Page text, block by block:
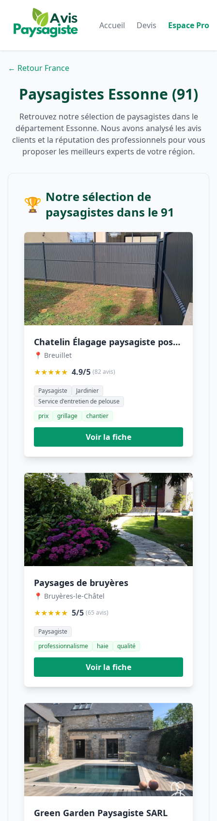
Accueil Devis Espace Pro
← Retour France
Paysagistes Essonne (91)
Retrouvez notre sélection de paysagistes dans le
département Essonne. Nous avons analysé les avis
clients et la réputation des professionnels pour vous
proposer les meilleurs experts de votre région.
🏆 Notre sélection de
paysagistes dans le 91
Chatelin Élagage paysagiste pose de clôture. Essonne 91, Breuillet, Saint-chéron, Dourdan, Arpajon, Sainte-Geneviève-des-Bois
📍 Breuillet
★★★★★ 4.9/5 (82 avis)
Paysagiste
Jardinier
Service d'entretien de pelouse
prix
grillage chantier
Voir la fiche
Paysages de bruyères
📍 Bruyères-le-Châtel
★★★★★ 5/5 (65 avis)
Paysagiste
professionnalisme
haie qualité
Voir la fiche
Green Garden Paysagiste SARL